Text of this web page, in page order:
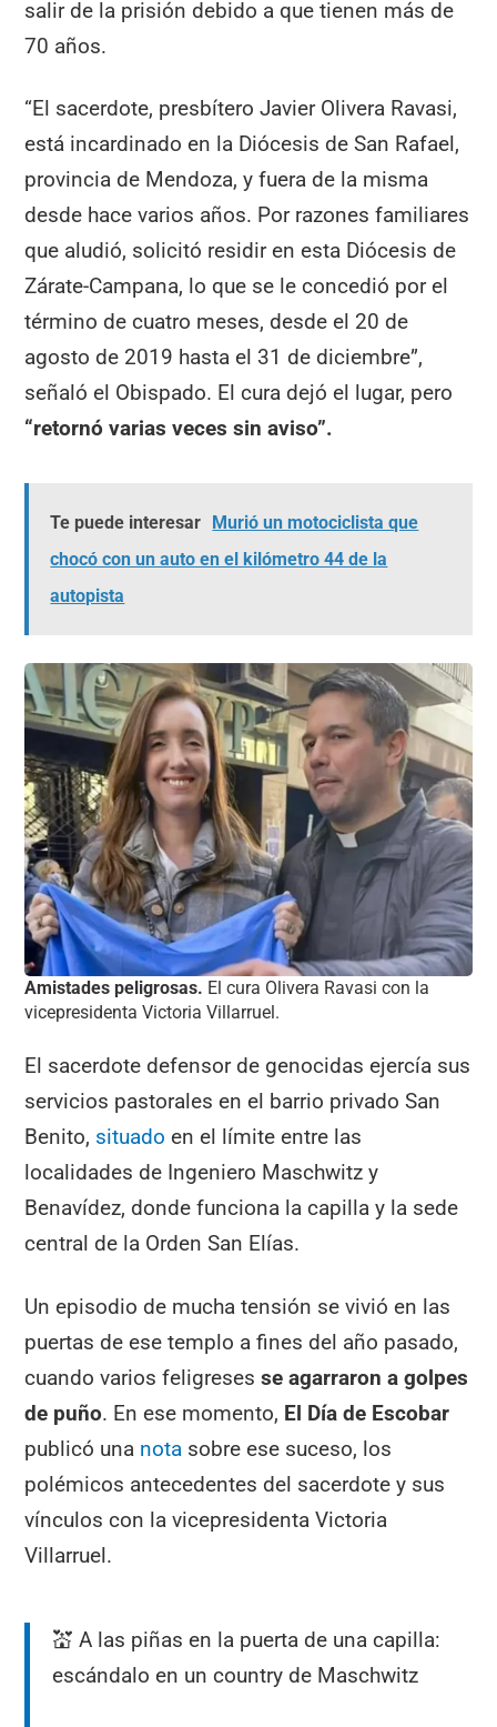
salir de la prisión debido a que tienen más de
70 años.
“El sacerdote, presbítero Javier Olivera Ravasi,
está incardinado en la Diócesis de San Rafael,
provincia de Mendoza, y fuera de la misma
desde hace varios años. Por razones familiares
que aludió, solicitó residir en esta Diócesis de
Zárate-Campana, lo que se le concedió por el
término de cuatro meses, desde el 20 de
agosto de 2019 hasta el 31 de diciembre”,
señaló el Obispado. El cura dejó el lugar, pero
“retornó varias veces sin aviso”.
Te puede interesar Murió un motociclista que
chocó con un auto en el kilómetro 44 de la
autopista
Amistades peligrosas. El cura Olivera Ravasi con la
vicepresidenta Victoria Villarruel.
El sacerdote defensor de genocidas ejercía sus
servicios pastorales en el barrio privado San
Benito, situado en el límite entre las
localidades de Ingeniero Maschwitz y
Benavídez, donde funciona la capilla y la sede
central de la Orden San Elías.
Un episodio de mucha tensión se vivió en las
puertas de ese templo a fines del año pasado,
cuando varios feligresesse agarraron a golpes
de puño. En ese momento, El Día de Escobar
publicó una nota sobre ese suceso, los
polémicos antecedentes del sacerdote y sus
vínculos con la vicepresidenta Victoria
Villarruel.
💒 A las piñas en la puerta de una capilla:
escándalo en un country de Maschwitz